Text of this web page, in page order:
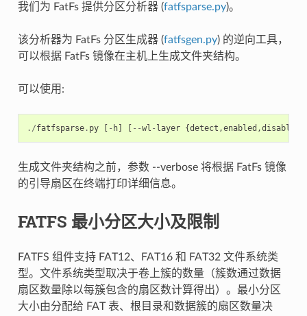
我们为 FatFs 提供分区分析器 (fatfsparse.py)。
该分析器为 FatFs 分区生成器 (fatfsgen.py) 的逆向工具，
可以根据 FatFs 镜像在主机上生成文件夹结构。
可以使用:
./fatfsparse. py [ - h] [ --wl - layer {detect ,enabled ,disabled
生成文件夹结构之前，参数 --verbose 将根据 FatFs 镜像
的引导扇区在终端打印详细信息。
FATFS 最小分区大小及限制
FATFS 组件支持 FAT12、FAT16 和 FAT32 文件系统类
型。文件系统类型取决于卷上簇的数量（簇数通过数据
扇区数量除以每簇包含的扇区数计算得出）。最小分区
大小由分配给 FAT 表、根目录和数据簇的扇区数量决